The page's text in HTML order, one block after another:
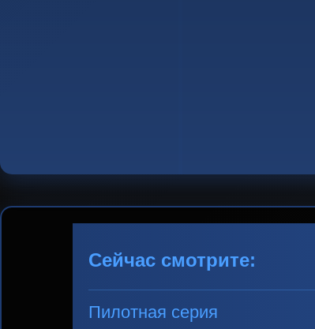
Сейчас смотрите:
Пилотная серия